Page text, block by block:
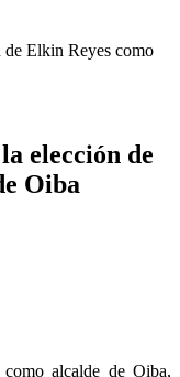
de Elkin Reyes como
elección de
Oiba
alcalde de Oiba,